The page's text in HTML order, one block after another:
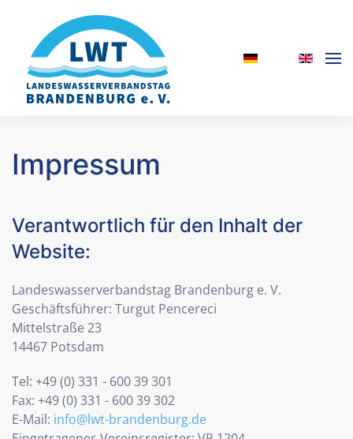
Skip to main content
Impressum
Verantwortlich für den Inhalt der
Website:
Landeswasserverbandstag Brandenburg e. V.
Geschäftsführer: Turgut Pencereci
Mittelstraße 23
14467 Potsdam
Tel: +49 (0) 331 - 600 39 301
Fax: +49 (0) 331 - 600 39 302
E-Mail: info@lwt-brandenburg.de